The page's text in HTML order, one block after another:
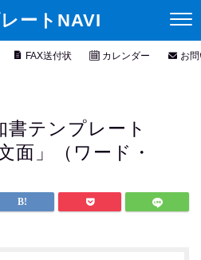
ートNAVI
FAX送付状 カレンダー お
書テンプレート
面」（ワード・